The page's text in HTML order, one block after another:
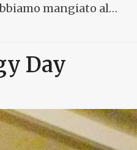
mangiato al…
Day